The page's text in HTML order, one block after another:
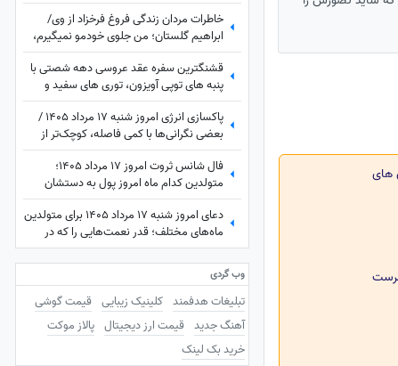
های
دست نعیمه و خنده‌هاش🤣
خاطرات مردان زندگی فروغ فرخزاد از وی/
ابراهیم گلستان؛ من جلوی خودمو نمیگیرم،
فروغ.. / حسین منصوری؛ من فکر میکردم که
فروغ بیماری داره و گریه میکنه..
قشنگترین سفره عقد عروسی دهه شصتی با
پنبه های توپی آویزون، توری های سفید و
صورتی، آینه و شمعدون طلایی و کیک با
دیزاین مخصوص همون روزا
پاکسازی انرژی امروز شنبه 17 مرداد 1405 /
بعضی نگرانی‌ها با کمی فاصله، کوچک‌تر از
چیزی می‌شوند که تصور می‌کردی
فال شانس ثروت امروز 17 مرداد 1405؛
متولدین کدام ماه امروز پول به دستشان
می‌رسد؟ شاید شانس امروز با تو یار باشه😍
💲💸💰واریزی غیرمنتظره در راهه...دعای امروز شنبه 17 مرداد 1405 برای متولدین
ماه‌های مختلف؛ قدر نعمت‌هایی را که در
زندگی‌ات داری بدان؛ گاهی بزرگ‌ترین
داشته‌ها، همان چیزهایی هستند که به آن‌ها
عادت کرده‌ایم.وب گردی
تبلیغات هدفمند کلینیک زیبایی قیمت گوشی
آهنگ جدید قیمت ارز دیجیتال پالاز موکت
خرید بک لینک